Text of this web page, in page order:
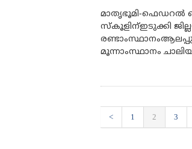
മാതൃഭൂമി-ഫെഡറല്‍
സ്‌കൂളിന്ഇടുക്കി
മൂന്നാംസ്ഥാനം
< 1 2 3